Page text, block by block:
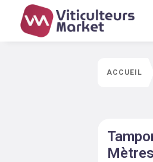
ACCUEIL
Mètres